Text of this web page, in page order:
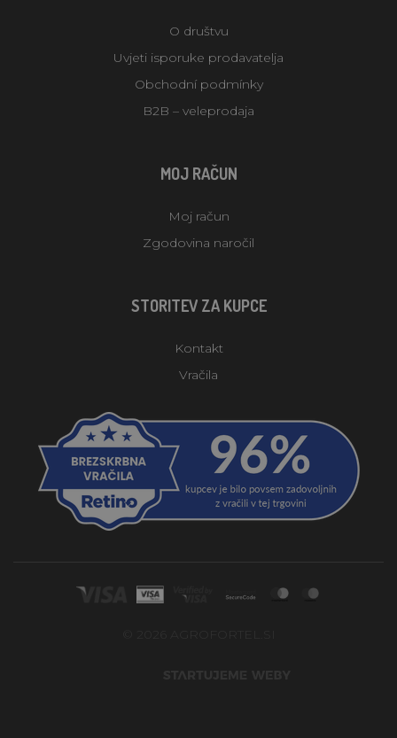
O društvu
Uvjeti isporuke prodavatelja
Obchodní podmínky
B2B – veleprodaja
MOJ RAČUN
Moj račun
Zgodovina naročil
STORITEV ZA KUPCE
Kontakt
Vračila